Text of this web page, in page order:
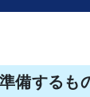
備するも